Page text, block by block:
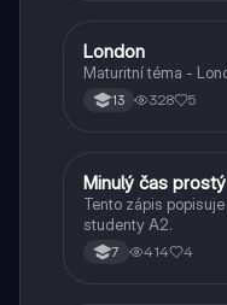
Angličtina
London
Maturitní téma -
13 328 5
Angličtina
Minulý čas prostý
Tento zápis
studenty A2.
7 414 4